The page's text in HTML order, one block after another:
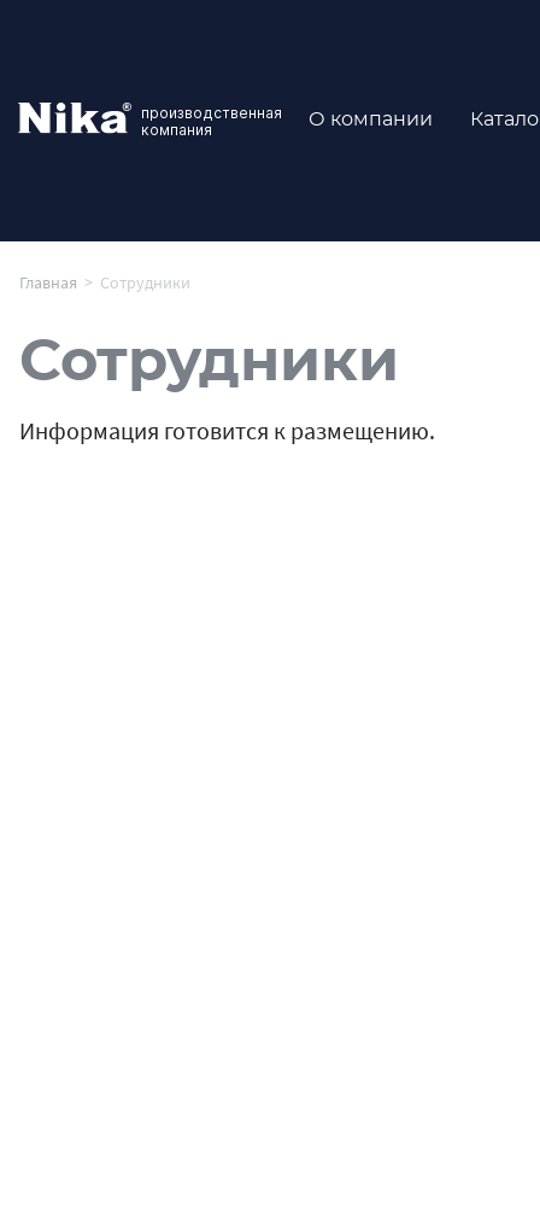
производственная
компания
О компании
Главная > Сотрудники
Сотрудники
Информация готовится к размещению.